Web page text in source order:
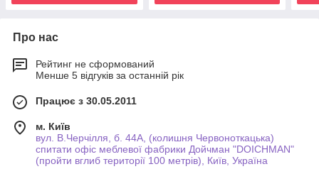
Про нас
Рейтинг не сформований
Менше 5 відгуків за останній рік
Працює з 30.05.2011
м. Київ
вул. В.Черчілля, б. 44А, (колишня Червоноткацька)
спитати офіс меблевої фабрики Дойчман "DOICHMAN"
(пройти вглиб території 100 метрів), Київ, Україна